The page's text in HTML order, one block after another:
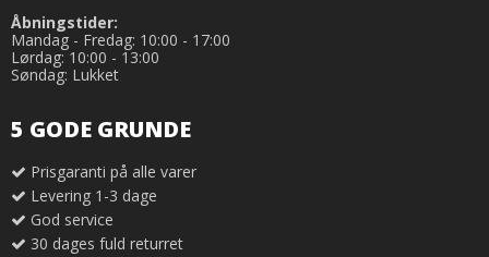
Åbningstider:
Mandag - Fredag: 10:00 - 17:00
Lørdag: 10:00 - 13:00
Søndag: Lukket
5 GODE GRUNDE
Prisgaranti på alle varer
Levering 1-3 dage
God service
30 dages fuld returret